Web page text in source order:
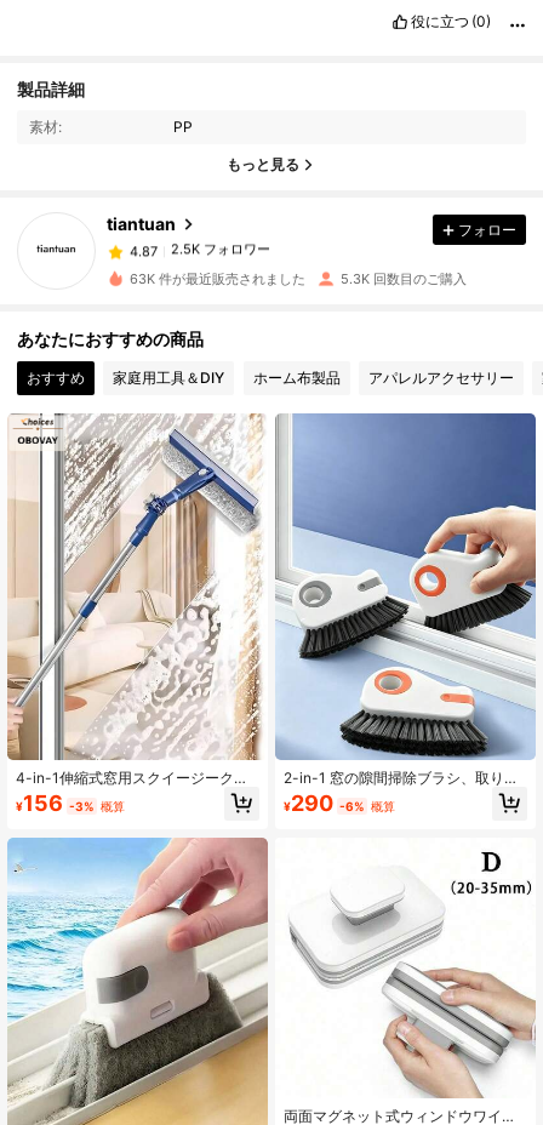
役に立つ (0)
製品詳細
素材: PP
もっと見る
tiantuan
2.5K フォロワー
4.87
2.5K フォロワー
k***y は1日前に購入しました
4.87 2.5K フォロワー
4.87 2.5K フォロワー
4.87 2.5K フォロワー
4.87 2.5K フォロワー
4.87 2.5K フォロワー
4.87 2.5K フォロワー
4.87 2.5K フォロワー
フォロー
63K 件が最近販売されました 5.3K 回数目のご購入
あなたにおすすめの商品
おすすめ 家庭用工具＆DIY ホーム布製品 アパレルアクセサリー
4-in-1伸縮式窓用スクイージークリ
ーニングツール、回転式クリーニン
グヘッド付き、室内外の高窓ガラス
バスルームアクセサリー、ウェディ
ングホームデコレーション
¥156 -3% 概算
2-in-1 窓の隙間掃除ブラシ、取り外
し可能なドアと窓の敷居ブラシ、プ
ラスチック製隙間掃除ツール、窓
で、実際の商品をご参照ください)
¥290 -6% 概算
両面マグネット式ウィンドウワイパ